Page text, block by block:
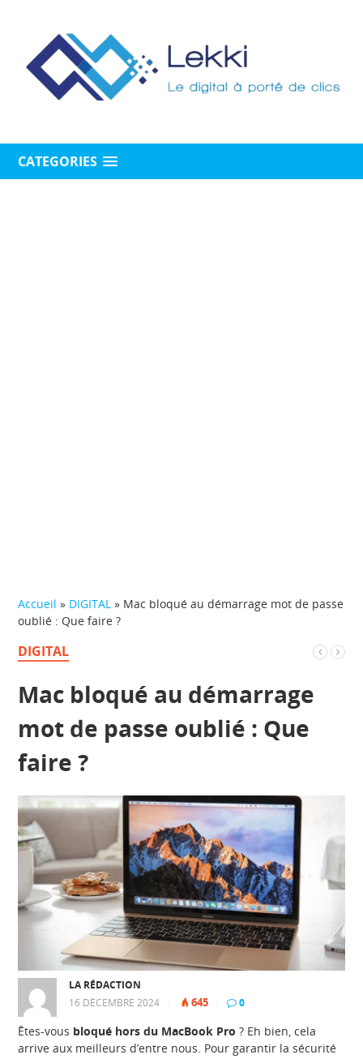
CATEGORIES
Accueil » DIGITAL » Mac bloqué au démarrage mot de passe
oublié : Que faire ?
DIGITAL
Mac bloqué au démarrage
mot de passe oublié : Que
faire ?
LA RÉDACTION
16 DÉCEMBRE 2024
645 0
Êtes-vous bloqué hors du MacBook Pro ? Eh bien, cela
arrive aux meilleurs d’entre nous. Pour garantir la sécurité